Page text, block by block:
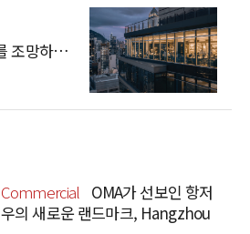
경마장과 산세를 조망하는 CCD Hong Kong Creative Center
Commercial OMA가 선보인 항저
우의 새로운 랜드마크, Hangzhou